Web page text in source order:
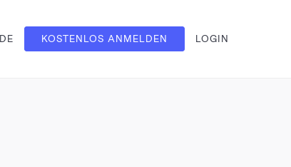
DE KOSTENLOS ANMELDEN LOGIN